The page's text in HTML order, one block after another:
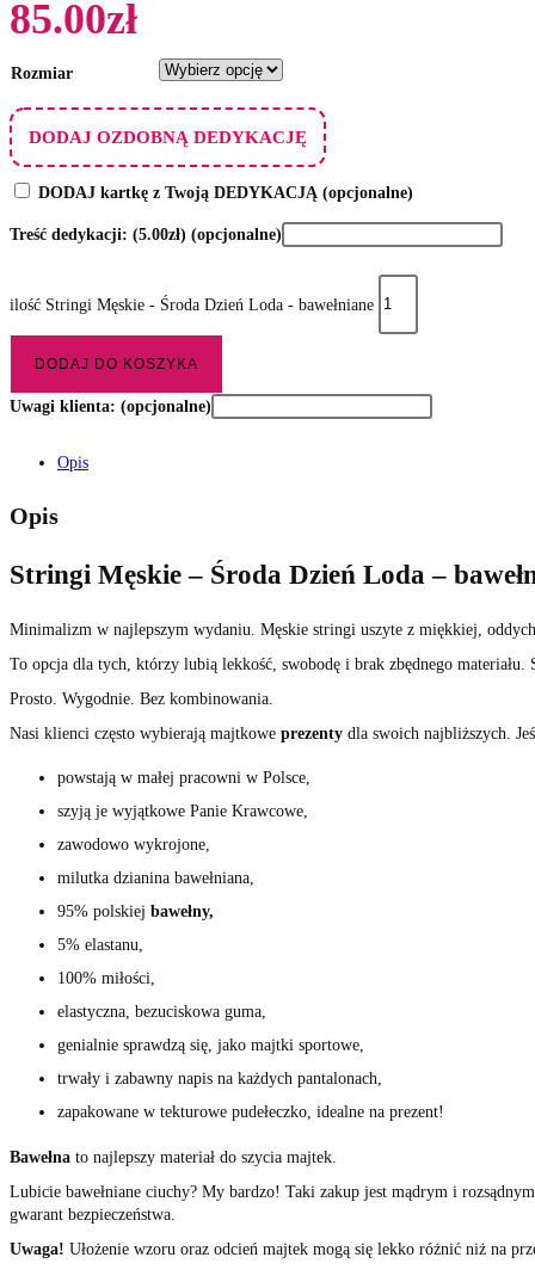
85.00zł
Rozmiar
DODAJ OZDOBNĄ DEDYKACJĘ
DODAJ kartkę z Twoją DEDYKACJĄ (opcjonalne)
Treść dedykacji: (5.00zł) (opcjonalne)
ilość Stringi Męskie - Środa Dzień Loda - bawełniane
DODAJ DO KOSZYKA
Uwagi klienta: (opcjonalne)
Opis
Opis
Stringi Męskie – Środa Dzień Loda –
Minimalizm w najlepszym wydaniu. Męskie stringi uszyte z miękkiej,
To opcja dla tych, którzy lubią lekkość, swobodę i brak zbędnego materiału.
Prosto. Wygodnie. Bez kombinowania.
Nasi klienci często wybierają majtkowe prezenty dla swoich najbliższych.
powstają w małej pracowni w Polsce,
szyją je wyjątkowe Panie Krawcowe,
zawodowo wykrojone,
milutka dzianina bawełniana,
95% polskiej bawełny,
5% elastanu,
100% miłości,
elastyczna, bezuciskowa guma,
genialnie sprawdzą się, jako majtki sportowe,
trwały i zabawny napis na każdych pantalonach,
zapakowane w tekturowe pudełeczko, idealne na prezent!
Bawełna to najlepszy materiał do szycia majtek.
Lubicie bawełniane ciuchy? My bardzo! Taki zakup jest mądrym i
gwarant bezpieczeństwa.
Uwaga! Ułożenie wzoru oraz odcień majtek mogą się lekko różnić niż na